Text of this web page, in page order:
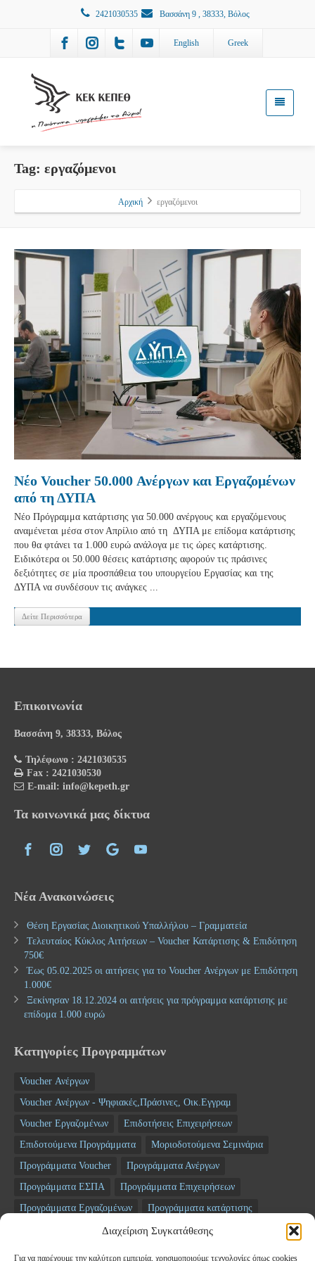
Διαχείριση Συγκατάθεσης
Για να παρέχουμε την καλύτερη εμπειρία, χρησιμοποιούμε τεχνολογίες όπως cookies
2421030535 Βασσάνη 9 , 38333, Βόλος
English Greek
Tag: εργαζόμενοι
Αρχική εργαζόμενοι
Νέο Voucher 50.000 Ανέργων και Εργαζομένων
από τη ΔΥΠΑ
Νέο Πρόγραμμα κατάρτισης για 50.000 ανέργους και εργαζόμενους
αναμένεται μέσα στον Απρίλιο από τη ΔΥΠΑ με επίδομα κατάρτισης
που θα φτάνει τα 1.000 ευρώ ανάλογα με τις ώρες κατάρτισης.
Ειδικότερα οι 50.000 θέσεις κατάρτισης αφορούν τις πράσινες
δεξιότητες σε μία προσπάθεια του υπουργείου Εργασίας και της
ΔΥΠΑ να συνδέσουν τις ανάγκες ...
Δείτε Περισσότερα
Επικοινωνία
Βασσάνη 9, 38333, Βόλος
Τηλέφωνο : 2421030535
Fax : 2421030530
E-mail: info@kepeth.gr
Τα κοινωνικά μας δίκτυα
Νέα Ανακοινώσεις
Θέση Εργασίας Διοικητικού Υπαλλήλου – Γραμματεία
Τελευταίος Κύκλος Αιτήσεων – Voucher Κατάρτισης & Επιδότηση
750€
Έως 05.02.2025 οι αιτήσεις για το Voucher Ανέργων με Επιδότηση
1.000€
Ξεκίνησαν 18.12.2024 οι αιτήσεις για πρόγραμμα κατάρτισης με
επίδομα 1.000 ευρώ
Κατηγορίες Προγραμμάτων
Voucher Ανέργων
Voucher Ανέργων - Ψηφιακές,Πράσινες, Οικ.Εγγραμ
Voucher Εργαζομένων
Επιδοτήσεις Επιχειρήσεων
Επιδοτούμενα Προγράμματα
Μοριοδοτούμενα Σεμινάρια
Προγράμματα Voucher
Προγράμματα Ανέργων
Προγράμματα ΕΣΠΑ
Προγράμματα Επιχειρήσεων
Προγράμματα Εργαζομένων
Προγράμματα κατάρτισης
ΤΑΜΕΙΟ ΑΝΑΚΑΜΨΗΣ